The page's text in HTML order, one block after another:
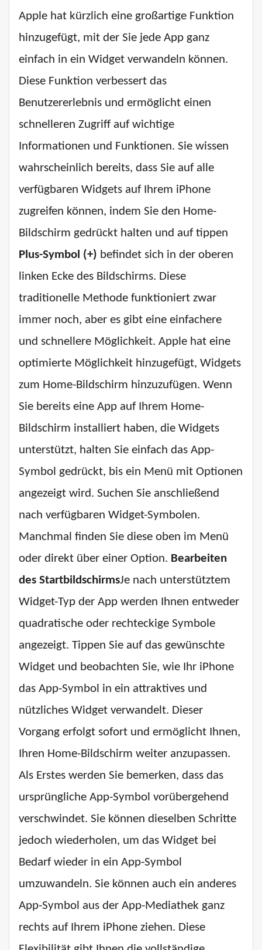
Apple hat kürzlich eine großartige Funktion
hinzugefügt, mit der Sie jede App ganz
einfach in ein Widget verwandeln können.
Diese Funktion verbessert das
Benutzererlebnis und ermöglicht einen
schnelleren Zugriff auf wichtige
Informationen und Funktionen. Sie wissen
wahrscheinlich bereits, dass Sie auf alle
verfügbaren Widgets auf Ihrem iPhone
zugreifen können, indem Sie den Home-
Bildschirm gedrückt halten und auf tippen
Plus-Symbol (+) befindet sich in der oberen
linken Ecke des Bildschirms. Diese
traditionelle Methode funktioniert zwar
immer noch, aber es gibt eine einfachere
und schnellere Möglichkeit. Apple hat eine
optimierte Möglichkeit hinzugefügt, Widgets
zum Home-Bildschirm hinzuzufügen. Wenn
Sie bereits eine App auf Ihrem Home-
Bildschirm installiert haben, die Widgets
unterstützt, halten Sie einfach das App-
Symbol gedrückt, bis ein Menü mit Optionen
angezeigt wird. Suchen Sie anschließend
nach verfügbaren Widget-Symbolen.
Manchmal finden Sie diese oben im Menü
oder direkt über einer Option. Bearbeiten
des StartbildschirmsJe nach unterstütztem
Widget-Typ der App werden Ihnen entweder
quadratische oder rechteckige Symbole
angezeigt. Tippen Sie auf das gewünschte
Widget und beobachten Sie, wie Ihr iPhone
das App-Symbol in ein attraktives und
nützliches Widget verwandelt. Dieser
Vorgang erfolgt sofort und ermöglicht Ihnen,
Ihren Home-Bildschirm weiter anzupassen.
Als Erstes werden Sie bemerken, dass das
ursprüngliche App-Symbol vorübergehend
verschwindet. Sie können dieselben Schritte
jedoch wiederholen, um das Widget bei
Bedarf wieder in ein App-Symbol
umzuwandeln. Sie können auch ein anderes
App-Symbol aus der App-Mediathek ganz
rechts auf Ihrem iPhone ziehen. Diese